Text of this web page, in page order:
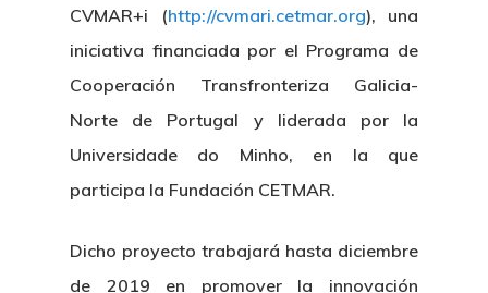
CVMAR+i (http://cvmari.cetmar.org), una
iniciativa financiada por el Programa de
Cooperación Transfronteriza Galicia-
Norte de Portugal y liderada por la
Universidade do Minho, en la que
participa la Fundación CETMAR.
Dicho proyecto trabajará hasta diciembre
de 2019 en promover la innovación
Nosotros
Directorio De Personal
Proyectos